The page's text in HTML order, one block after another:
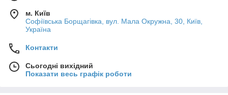
м. Київ
Софіївська Борщагівка, вул. Мала Окружна, 30, Київ,
Україна
Контакти
Сьогодні вихідний
Показати весь графік роботи